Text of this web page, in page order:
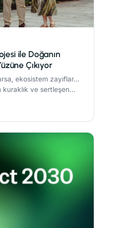
ile Doğanın
Çıkıyor
ekosistem zayıflar...
kuraklık ve sertleşen